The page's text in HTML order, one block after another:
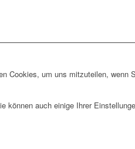
Cookies, um uns mitzuteilen,
auch einige Ihrer